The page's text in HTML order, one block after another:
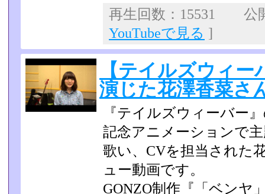
再生回数：15531 公
YouTubeで見る ]
【テイルズウィ
演じた花澤香菜さ
『テイルズウィーバー
記念アニメーションで主
歌い、CVを担当された
ュー動画です。
GONZO制作『「ベンヤ